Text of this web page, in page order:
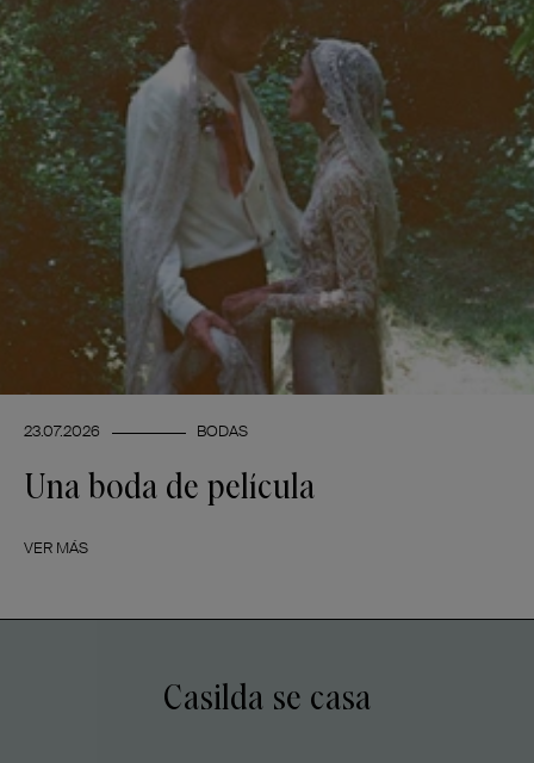
23.07.2026 BODAS
Una boda de película
VER MÁS
Casilda se casa